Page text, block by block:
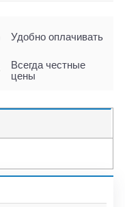
Удобно оплачивать
Всегда честные
цены